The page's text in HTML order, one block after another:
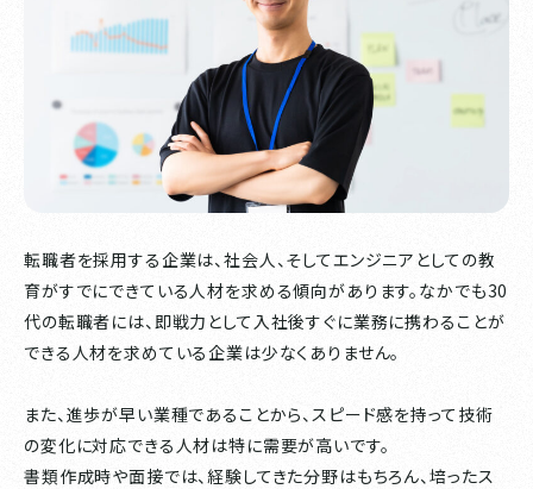
転職者を採用する企業は、社会人、そしてエンジニアとしての教
育がすでにできている人材を求める傾向があります。なかでも30
代の転職者には、即戦力として入社後すぐに業務に携わることが
できる人材を求めている企業は少なくありません。
また、進歩が早い業種であることから、スピード感を持って技術
の変化に対応できる人材は特に需要が高いです。
書類作成時や面接では、経験してきた分野はもちろん、培ったス